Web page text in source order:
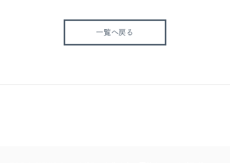
一覧へ戻る